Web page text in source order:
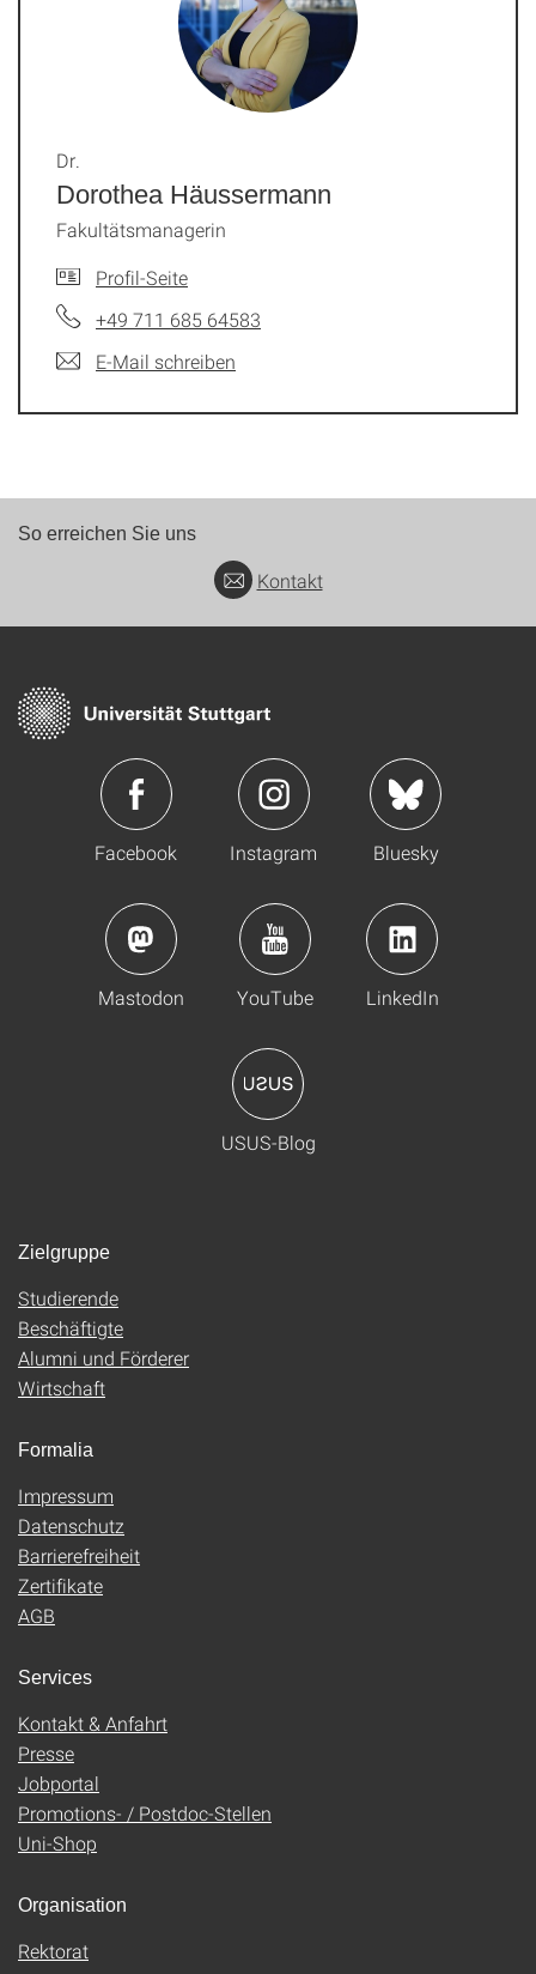
Dorothea Häussermann
Dr.
Fakultätsmanagerin
Profil-Seite
+49 711 685 64583
E-Mail schreiben
So erreichen Sie uns
Kontakt
Facebook Instagram Bluesky
Mastodon YouTube LinkedIn
USUS-Blog
Zielgruppe
Studierende
Beschäftigte
Alumni und Förderer
Wirtschaft
Formalia
Impressum
Datenschutz
Barrierefreiheit
Zertifikate
AGB
Services
Kontakt & Anfahrt
Presse
Jobportal
Promotions- / Postdoc-Stellen
Uni-Shop
Organisation
Rektorat